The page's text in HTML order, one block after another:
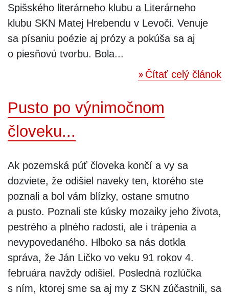
Spišského literárneho klubu a Literárneho
klubu SKN Matej Hrebendu v Levoči. Venuje
sa písaniu poézie aj prózy a pokúša sa aj
o piesňovú tvorbu. Bola...
Čítať celý článok
Pusto po výnimočnom
človeku...
Ak pozemská púť človeka končí a vy sa
dozviete, že odišiel naveky ten, ktorého ste
poznali a bol vám blízky, ostane smutno
a pusto. Poznali ste kúsky mozaiky jeho života,
pestrého a plného radosti, ale i trápenia a
nevypovedaného. Hlboko sa nás dotkla
správa, že Ján Ličko vo veku 91 rokov 4.
februára navždy odišiel. Posledná rozlúčka
s ním, ktorej sme sa aj my z SKN zúčastnili, sa